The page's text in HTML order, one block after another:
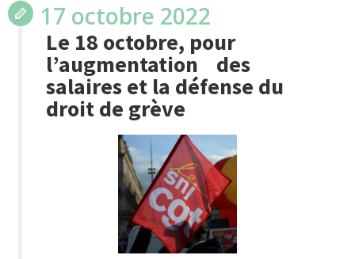
17 octobre 2022
Le 18 octobre, pour
l’augmentation des
salaires et la défense du
droit de grève